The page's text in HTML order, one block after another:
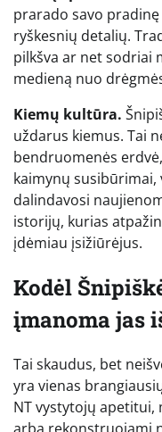
prarado savo
ryškesnių detalių.
pilkšva ar net sodriai
medieną nuo
Kiemų kultūra.
uždarus kiemus. Tai
bendruomenės
kaimynų susibūrimai,
dalindavosi
istorijų, kurias
įdėmiau įsižiūrėjus.
Kodėl
įmanoma jas
Tai skaudus, bet
yra vienas
NT vystytojų apetitui,